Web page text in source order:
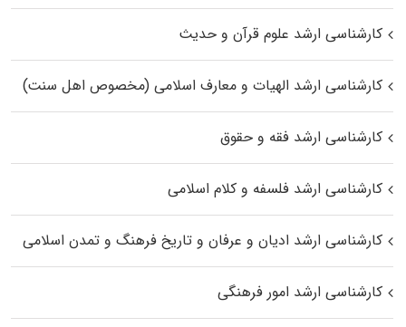
کارشناسی ارشد علوم قرآن و حدیث
کارشناسی ارشد الهیات و معارف اسلامی (مخصوص اهل سنت)
کارشناسی ارشد فقه و حقوق
کارشناسی ارشد فلسفه و کلام اسلامی
کارشناسی ارشد ادیان و عرفان و تاریخ فرهنگ و تمدن اسلامی
کارشناسی ارشد امور فرهنگی